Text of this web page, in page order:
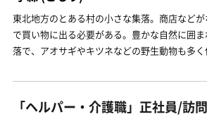
東北地方のとある村の小さな集落。商店など
で買い物に出る必要がある。豊かな自然に囲
落で、アオサギやキツネなどの野生動物も多く
「ヘルパー・介護職」正社員/訪